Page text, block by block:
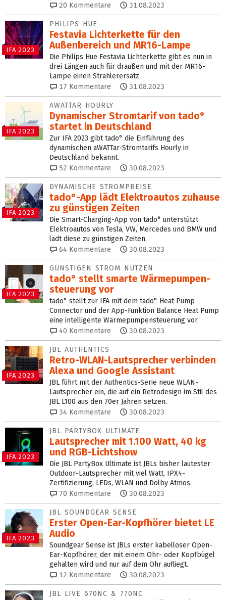
20 Kommentare 31.08.2023
IFA 2023
PHILIPS HUE
Festavia Lichterkette für den
Außenbereich und MR16-Lampe
Die Philips Hue Festavia Lichterkette gibt es nun in
drei Längen auch für draußen und mit der MR16-
Lampe einen Strahlerersatz.
17 Kommentare 31.08.2023
IFA 2023
AWATTAR HOURLY
Dynamischer Stromtarif von tado°
startet in Deutschland
Zur IFA 2023 gibt tado° die Einführung des
dynamischen aWATTar-Stromtarifs Hourly in
Deutschland bekannt.
52 Kommentare 30.08.2023
IFA 2023
DYNAMISCHE STROMPREISE
tado°-App lädt Elektroautos zuhause
zu günstigen Zeiten
Die Smart-Charging-App von tado° unterstützt
Elektroautos von Tesla, VW, Mercedes und BMW und
lädt diese zu günstigen Zeiten.
64 Kommentare 30.08.2023
IFA 2023
GÜNSTIGEN STROM NUTZEN
tado° stellt smarte Wärme­pumpen­
steuerung vor
tado° stellt zur IFA mit dem tado° Heat Pump
Connector und der App-Funktion Balance Heat Pump
eine intelligente Wärmepumpensteuerung vor.
40 Kommentare 30.08.2023
IFA 2023
JBL AUTHENTICS
Retro-WLAN-Lautsprecher verbinden
Alexa und Google Assistant
JBL führt mit der Authentics-Serie neue WLAN-
Lautsprecher ein, die auf ein Retrodesign im Stil des
JBL L100 aus den 70er Jahren setzen.
34 Kommentare 30.08.2023
IFA 2023
JBL PARTYBOX ULTIMATE
Lautsprecher mit 1.100 Watt, 40 kg
und RGB-Lichtshow
Die JBL PartyBox Ultimate ist JBLs bisher lautester
Outdoor-Lautsprecher mit viel Watt, IPX4-
Zertifizierung, LEDs, WLAN und Dolby Atmos.
70 Kommentare 30.08.2023
IFA 2023
JBL SOUNDGEAR SENSE
Erster Open-Ear-Kopfhörer bietet LE
Audio
Soundgear Sense ist JBLs erster kabelloser Open-
Ear-Kopfhörer, der mit einem Ohr- oder Kopfbügel
gehalten wird und nur auf dem Ohr aufliegt.
12 Kommentare 30.08.2023
JBL LIVE 670NC & 770NC